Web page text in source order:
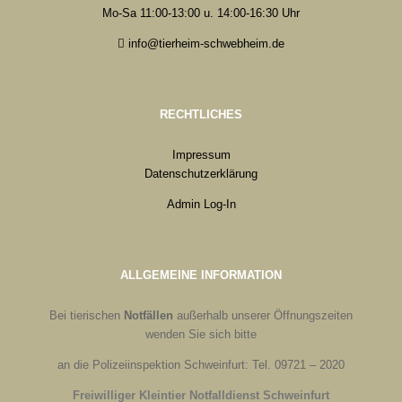
Mo-Sa 11:00-13:00 u. 14:00-16:30 Uhr
info@tierheim-schwebheim.de
RECHTLICHES
Impressum
Datenschutzerklärung
Admin Log-In
ALLGEMEINE INFORMATION
Bei tierischen Notfällen außerhalb unserer Öffnungszeiten
wenden Sie sich bitte
an die Polizeiinspektion Schweinfurt: Tel. 09721 – 2020
Freiwilliger Kleintier Notfalldienst Schweinfurt